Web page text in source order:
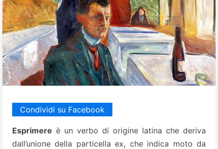
Condividi su Facebook
Esprimere è un verbo di origine latina che deriva
dall’unione della particella ex, che indica moto da